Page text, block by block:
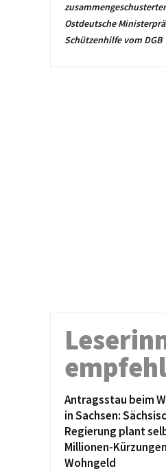
Ostdeutsche
Schützenhilfe vom DGB
Antragsstau beim
in Sachsen:
Regierung plant
Millionen-
Wohngeld